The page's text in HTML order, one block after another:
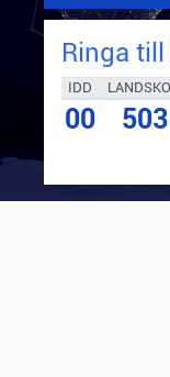
Ringa till
IDD
00 503